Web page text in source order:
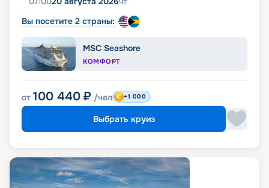
Вы посетите 2 страны:
MSC Seashore
КОМФОРТ
от 100 440 ₽ /чел +1 000
Выбрать круиз